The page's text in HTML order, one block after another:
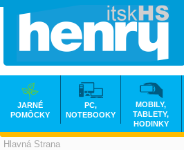
Hlavná Strana
JARNÉ
POMÔCKY
PC,
NOTEBOOKY
MOBILY,
TABLETY,
HODINKY